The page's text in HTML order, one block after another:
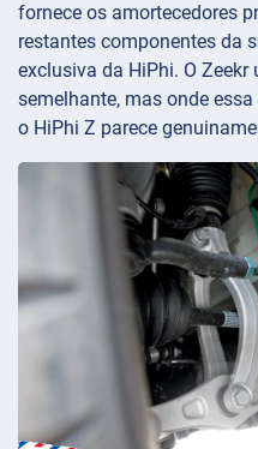
fornece os amortecedores
restantes componentes da
exclusiva da HiPhi. O
semelhante, mas onde
o HiPhi Z parece